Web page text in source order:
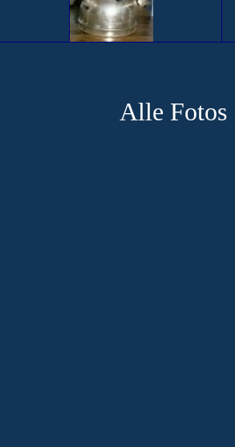
Alle Fotos :